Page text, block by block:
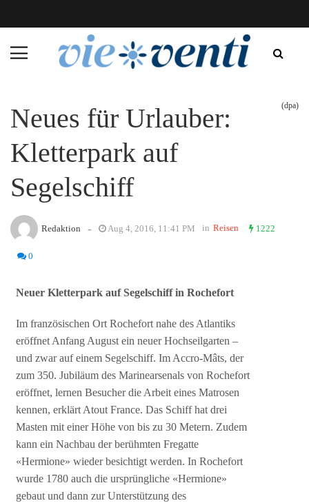
Neues für Urlauber:
Kletterpark auf
Segelschiff
(dpa)
Redaktion - Aug 4, 2016, 11:41 PM in Reisen 1222
0
Neuer Kletterpark auf Segelschiff in Rochefort
Im französischen Ort Rochefort nahe des Atlantiks
eröffnet Anfang August ein neuer Hochseilgarten –
und zwar auf einem Segelschiff. Im Accro-Mâts, der
zum 350. Jubiläum des Marinearsenals von Rochefort
eröffnet, lernen Besucher die Arbeit eines Matrosen
kennen, erklärt Atout France. Das Schiff hat drei
Masten mit einer Höhe von bis zu 30 Metern. Zudem
kann ein Nachbau der berühmten Fregatte
«Hermione» wieder besichtigt werden. In Rochefort
wurde 1780 auch die ursprüngliche «Hermione»
gebaut und dann zur Unterstützung des